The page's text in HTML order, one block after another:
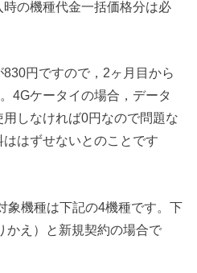
の機種代金一括価格分は必
円ですので，2ヶ月目から
4Gケータイの場合，データ
しなければ0円なので問題な
はずせないとのことです
象機種は下記の4機種です。下
かえ）と新規契約の場合で